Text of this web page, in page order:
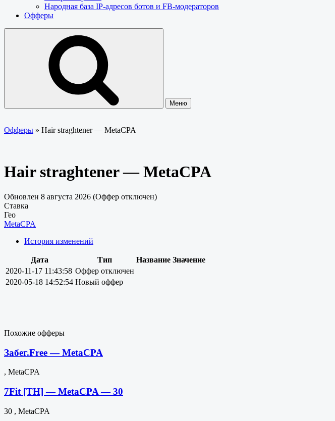
Народная база IP-адресов ботов и FB-модераторов
Офферы
Меню
Офферы » Hair straghtener — MetaCPA
Hair straghtener — MetaCPA
Обновлен 8 августа 2026 (Оффер отключен)
Ставка
Гео
MetaCPA
История изменений
Дата Тип Название Значение
2020-11-17 11:43:58 Оффер отключен
2020-05-18 14:52:54 Новый оффер
Похожие офферы
Забег.Free — MetaCPA
, MetaCPA
7Fit [TH] — MetaCPA — 30
30 , MetaCPA